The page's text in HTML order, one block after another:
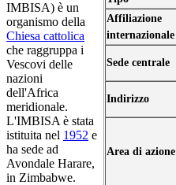
Affiliazione
internazionale
Sede centrale
Indirizzo
Area di azione
IMBISA) è un
organismo della
Chiesa cattolica
che raggruppa i
Vescovi delle
nazioni
dell'Africa
meridionale.
L'IMBISA è stata
istituita nel 1952 e
ha sede ad
Avondale Harare,
in Zimbabwe.